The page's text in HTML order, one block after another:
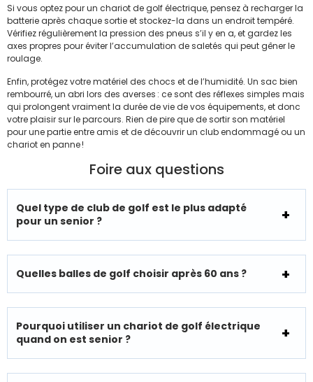
Si vous optez pour un chariot de golf électrique, pensez à recharger la
batterie après chaque sortie et stockez-la dans un endroit tempéré.
Vérifiez régulièrement la pression des pneus s’il y en a, et gardez les
axes propres pour éviter l’accumulation de saletés qui peut gêner le
roulage.
Enfin, protégez votre matériel des chocs et de l’humidité. Un sac bien
rembourré, un abri lors des averses : ce sont des réflexes simples mais
qui prolongent vraiment la durée de vie de vos équipements, et donc
votre plaisir sur le parcours. Rien de pire que de sortir son matériel
pour une partie entre amis et de découvrir un club endommagé ou un
chariot en panne !
Foire aux questions
Quel type de club de golf est le plus adapté
pour un senior ?
Quelles balles de golf choisir après 60 ans ?
Pourquoi utiliser un chariot de golf électrique
quand on est senior ?